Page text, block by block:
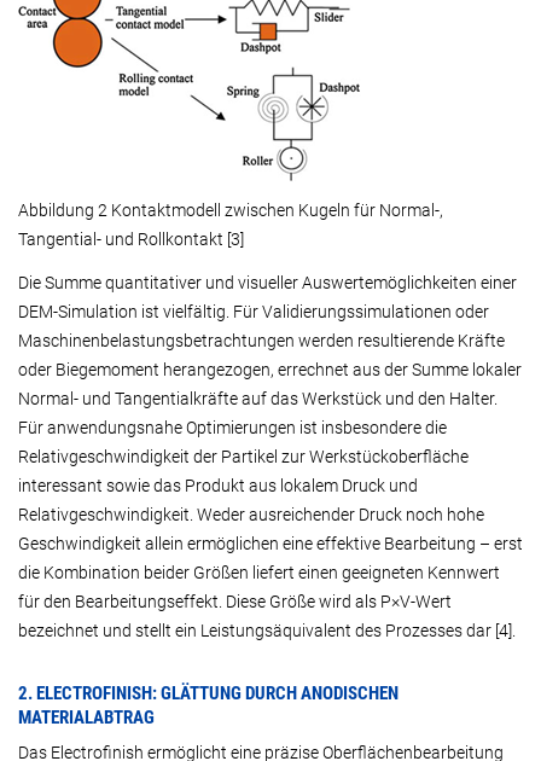
Abbildung 2 Kontaktmodell zwischen Kugeln für Normal-,
Tangential- und Rollkontakt [3]
Die Summe quantitativer und visueller Auswertemöglichkeiten einer
DEM-Simulation ist vielfältig. Für Validierungssimulationen oder
Maschinenbelastungsbetrachtungen werden resultierende Kräfte
oder Biegemoment herangezogen, errechnet aus der Summe lokaler
Normal- und Tangentialkräfte auf das Werkstück und den Halter.
Für anwendungsnahe Optimierungen ist insbesondere die
Relativgeschwindigkeit der Partikel zur Werkstückoberfläche
interessant sowie das Produkt aus lokalem Druck und
Relativgeschwindigkeit. Weder ausreichender Druck noch hohe
Geschwindigkeit allein ermöglichen eine effektive Bearbeitung – erst
die Kombination beider Größen liefert einen geeigneten Kennwert
für den Bearbeitungseffekt. Diese Größe wird als P×V-Wert
bezeichnet und stellt ein Leistungsäquivalent des Prozesses dar [4].
2. ELECTROFINISH: GLÄTTUNG DURCH ANODISCHEN
MATERIALABTRAG
Das Electrofinish ermöglicht eine präzise Oberflächenbearbeitung